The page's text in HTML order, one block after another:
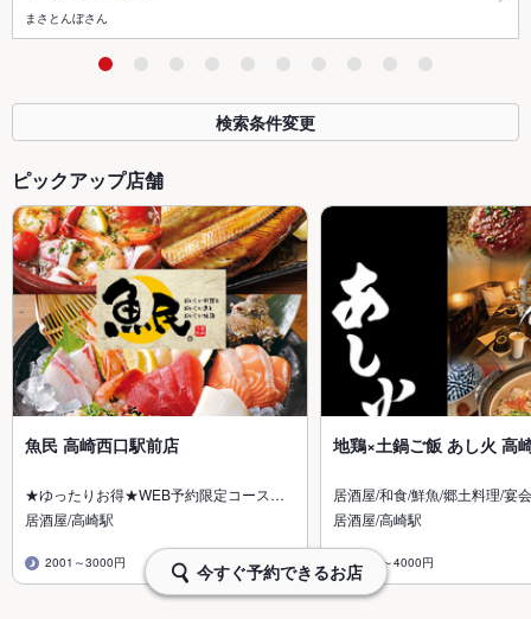
まさとんぼさん
検索条件変更
ピックアップ店舗
魚民 高崎西口駅前店
★ゆったりお得★WEB予約限定コース…
居酒屋/高崎駅
2001～3000円
地鶏×土鍋ご飯 あし火 高
居酒屋/和食/鮮魚/郷土料理/宴
居酒屋/高崎駅
3001～4000円
今すぐ予約できるお店